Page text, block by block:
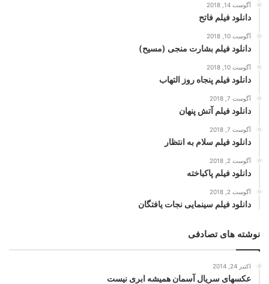
آگوست 14, 2018
دانلود فیلم فاتح
آگوست 10, 2018
دانلود فیلم بشارت منجی (مسیح)
آگوست 10, 2018
دانلود فیلم پنجاه روز التهاب
آگوست 7, 2018
دانلود فیلم آتش پنهان
آگوست 7, 2018
دانلود فیلم سلام به انتظار
آگوست 2, 2018
دانلود فیلم پاکباخته
آگوست 2, 2018
دانلود فیلم سینمایی نجات یافتگان
نوشته های تصادفی
اکتبر 24, 2014
عکسهای سریال آسمان همیشه ابری نیست